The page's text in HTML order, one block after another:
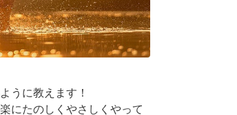
うに教えます！
にたのしくやさしくやって